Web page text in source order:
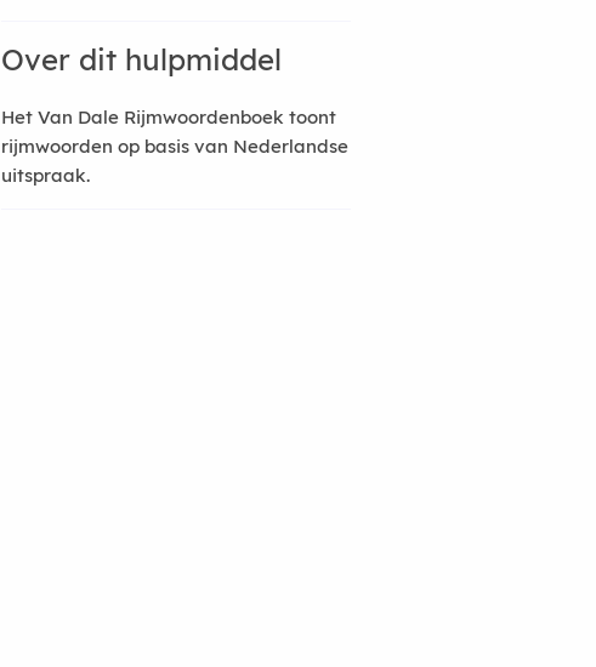
Over dit hulpmiddel
Het Van Dale Rijmwoordenboek toont
rijmwoorden op basis van Nederlandse
uitspraak.